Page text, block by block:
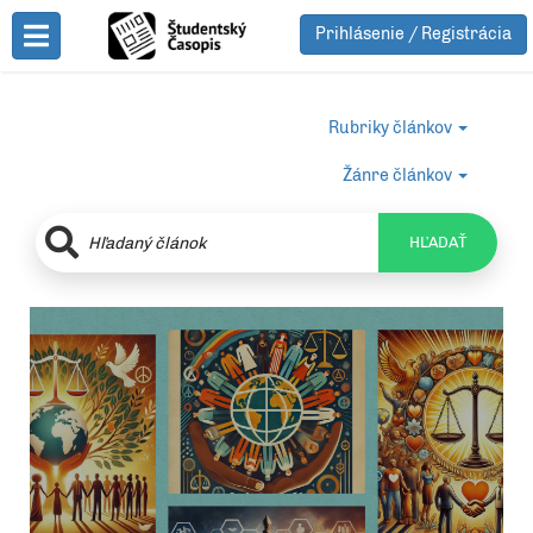
Toggle Menu
Prihlásenie / Registrácia
Rubriky článkov
Žánre článkov
HĽADAŤ